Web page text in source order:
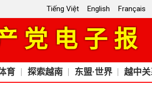
Tiếng Việt English Français
党电子报
育 探索越南 东盟·世界 越中